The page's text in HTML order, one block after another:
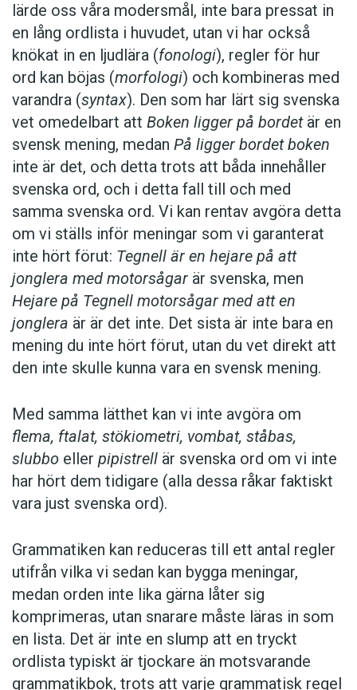
lärde oss våra modersmål, inte bara pressat in
en lång ordlista i huvudet, utan vi har också
knökat in en ljudlära (fonologi), regler för hur
ord kan böjas (morfologi) och kombineras med
varandra (syntax). Den som har lärt sig svenska
vet omedelbart att Boken ligger på bordetär en
svensk mening, medan På ligger bordet boken
inte är det, och detta trots att båda innehåller
svenska ord, och i detta fall till och med
samma svenska ord. Vi kan rentav avgöra detta
om vi ställs inför meningar som vi garanterat
inte hört förut: Tegnell är en hejare på att
jonglera med motorsågar är svenska, men
Hejare på Tegnell motorsågar med att en
jonglera är är det inte. Det sista är inte bara en
mening du inte hört förut, utan du vet direkt att
den inte skulle kunna vara en svensk mening.
Med samma lätthet kan vi inte avgöra om
flema, ftalat, stökiometri, vombat, ståbas,
slubbo eller pipistrell är svenska ord om vi inte
har hört dem tidigare (alla dessa råkar faktiskt
vara just svenska ord).
Grammatiken kan reduceras till ett antal regler
utifrån vilka vi sedan kan bygga meningar,
medan orden inte lika gärna låter sig
komprimeras, utan snarare måste läras in som
en lista. Det är inte en slump att en tryckt
ordlista typiskt är tjockare än motsvarande
grammatikbok, trots att varje grammatisk regel